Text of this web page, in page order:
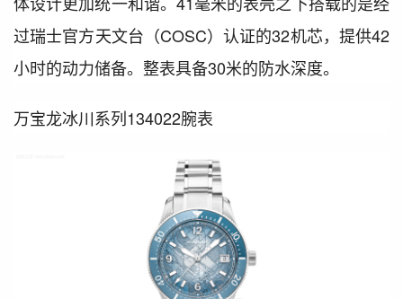
过瑞士官方天文台（COSC）认证的32机芯，提供42
小时的动力储备。整表具备30米的防水深度。
万宝龙冰川系列134022腕表